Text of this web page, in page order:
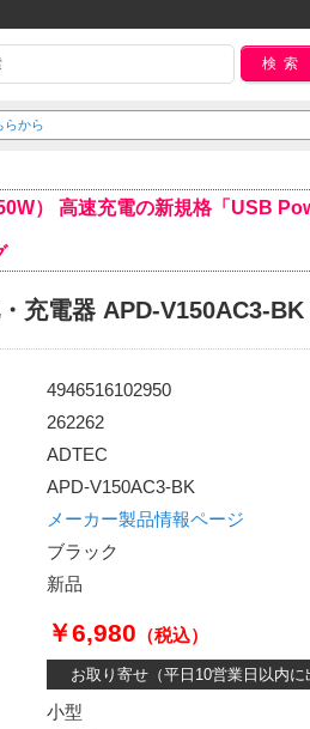
検索
から
） 高速充電の新規格「USB
充電器 APD-V150AC3-BK
4946516102950
262262
ADTEC
APD-V150AC3-BK
メーカー製品情報ページ
ブラック
新品
￥6,980 （税込）
お取り寄せ（平日10営業日以内に
小型